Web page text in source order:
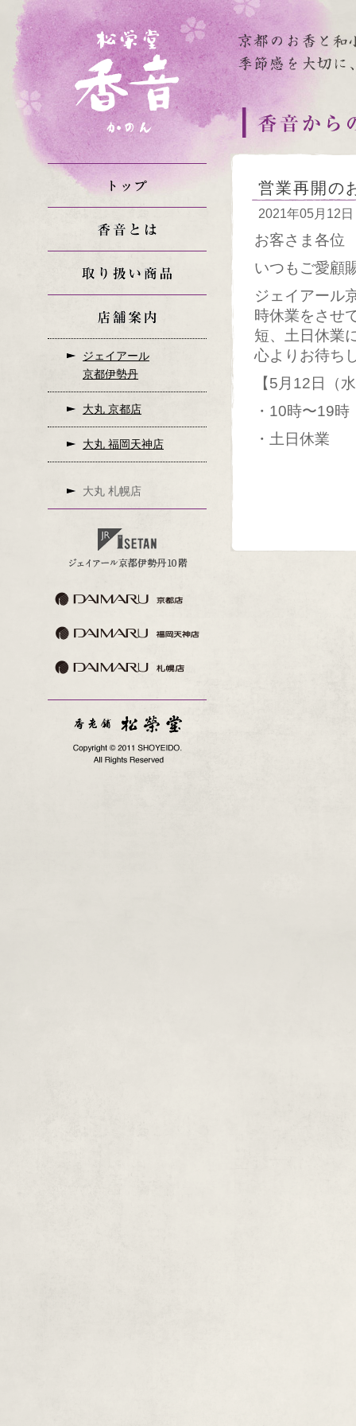
ジェイアール
京都伊勢丹
大丸 京都店
大丸 福岡天神店
大丸 札幌店
営業再開の
2021年05月12日
お客さま各位
いつもご愛顧
ジェイアール
時休業をさせ
短、土日休業
心よりお待ち
【5月12日（
・10時〜19時
・土日休業